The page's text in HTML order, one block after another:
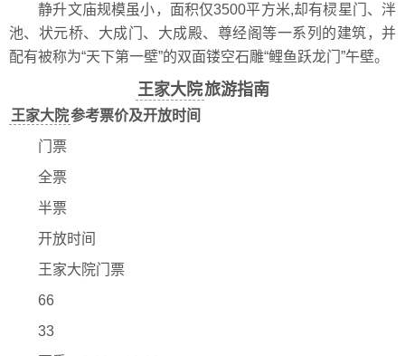
静升文庙规模虽小，面积仅3500平方米,却有棂星门、泮
池、状元桥、大成门、大成殿、尊经阁等一系列的建筑，并
配有被称为“天下第一壁”的双面镂空石雕“鲤鱼跃龙门”午壁。
王家大院旅游指南
王家大院参考票价及开放时间
门票
全票
半票
开放时间
王家大院门票
66
33